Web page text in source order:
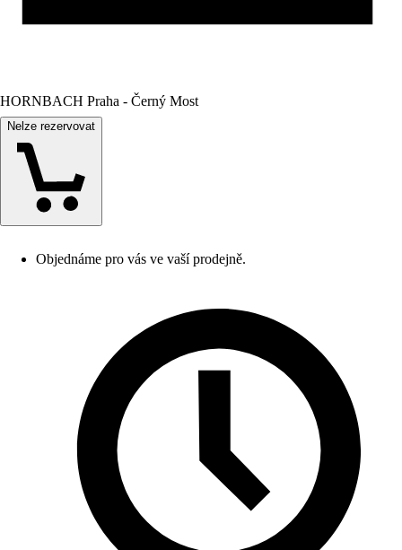
HORNBACH Praha - Černý Most
Nelze rezervovat
Objednáme pro vás ve vaší prodejně.